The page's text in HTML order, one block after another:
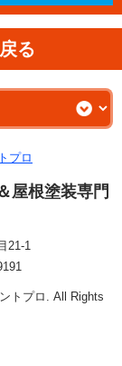
る
屋根塗装専門
21-1
トプロ. All Rights